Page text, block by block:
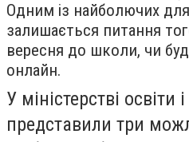
Одним із найболючих для
залишається питання
вересня до школи, чи
онлайн.
У міністерстві освіти
представили три